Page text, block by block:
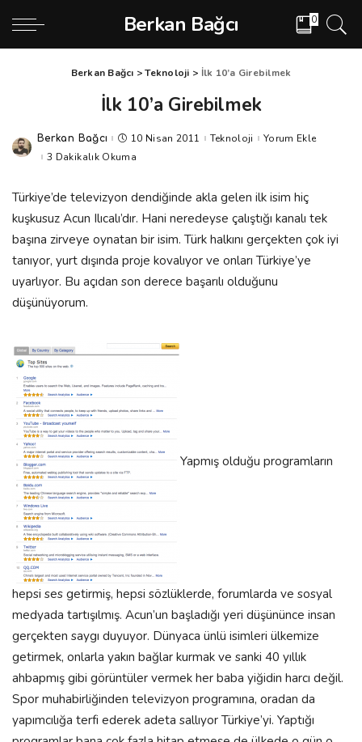
Berkan Bağcı 0
Berkan Bağcı >Teknoloji > İlk 10’a Girebilmek
İlk 10’a Girebilmek
Posted
by
Berkan Bağcı 10 Nisan 2011 Teknoloji
Yorum Ekle
3 Dakikalık Okuma
Türkiye’de televizyon dendiğinde akla gelen ilk isim hiç
kuşkusuz Acun Ilıcalı’dır. Hani neredeyse çalıştığı kanalı tek
başına zirveye oynatan bir isim. Türk halkını gerçekten çok iyi
tanıyor, yurt dışında proje kovalıyor ve onları Türkiye’ye
uyarlıyor. Bu açıdan son derece başarılı olduğunu
düşünüyorum.
Yapmış olduğu programların
hepsi ses getirmiş, hepsi sözlüklerde, forumlarda ve sosyal
medyada tartışılmış. Acun’un başladığı yeri düşününce insan
gerçekten saygı duyuyor. Dünyaca ünlü isimleri ülkemize
getirmek, onlarla yakın bağlar kurmak ve sanki 40 yıllık
ahbapmış gibi görüntüler vermek her baba yiğidin harcı değil.
Spor muhabirliğinden televizyon programına, oradan da
yapımcılığa terfi ederek adeta sallıyor Türkiye’yi. Yaptığı